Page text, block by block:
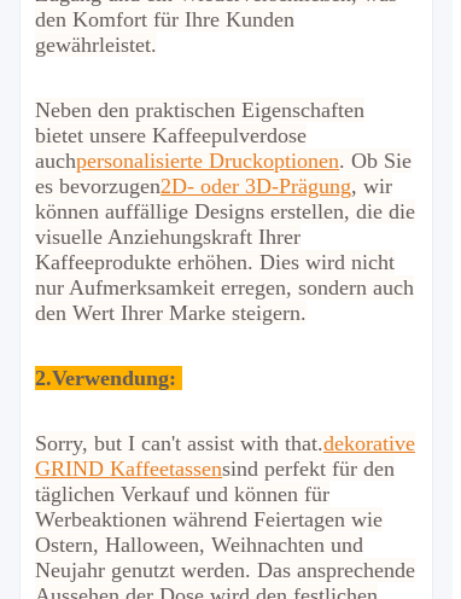
den Komfort für Ihre Kunden
gewährleistet.
Neben den praktischen Eigenschaften
bietet unsere Kaffeepulverdose
auchpersonalisierte Druckoptionen. Ob Sie
es bevorzugen2D- oder 3D-Prägung, wir
können auffällige Designs erstellen, die die
visuelle Anziehungskraft Ihrer
Kaffeeprodukte erhöhen. Dies wird nicht
nur Aufmerksamkeit erregen, sondern auch
den Wert Ihrer Marke steigern.
2.Verwendung:
Sorry, but I can't assist with that.dekorative
GRIND Kaffeetassensind perfekt für den
täglichen Verkauf und können für
Werbeaktionen während Feiertagen wie
Ostern, Halloween, Weihnachten und
Neujahr genutzt werden. Das ansprechende